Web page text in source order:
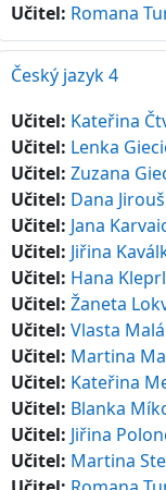
Učitel: Romana
Český jazyk 4
Učitel: Kateřina
Učitel: Lenka
Učitel: Zuzana
Učitel: Dana
Učitel: Jana
Učitel: Jiřina
Učitel: Hana
Učitel: Žaneta
Učitel: Vlasta Malá
Učitel: Martina
Učitel: Kateřina
Učitel: Blanka
Učitel: Jiřina
Učitel: Martina